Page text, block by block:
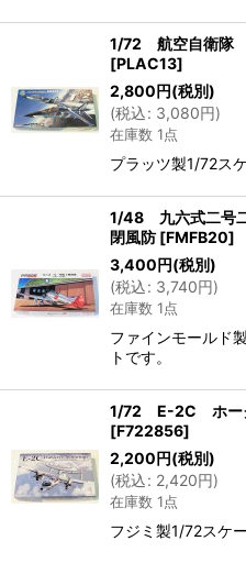
1/72 航空自衛隊
[PLAC13]
2,800円(税別)
(税込: 3,080円)
在庫数 1点
プラッツ製1/72ス
1/48 九六式二号
閉風防 [FMFB20]
3,400円(税別)
(税込: 3,740円)
在庫数 1点
ファインモールド
トです。
1/72 E-2C ホー
[F722856]
2,200円(税別)
(税込: 2,420円)
在庫数 1点
フジミ製1/72スケ